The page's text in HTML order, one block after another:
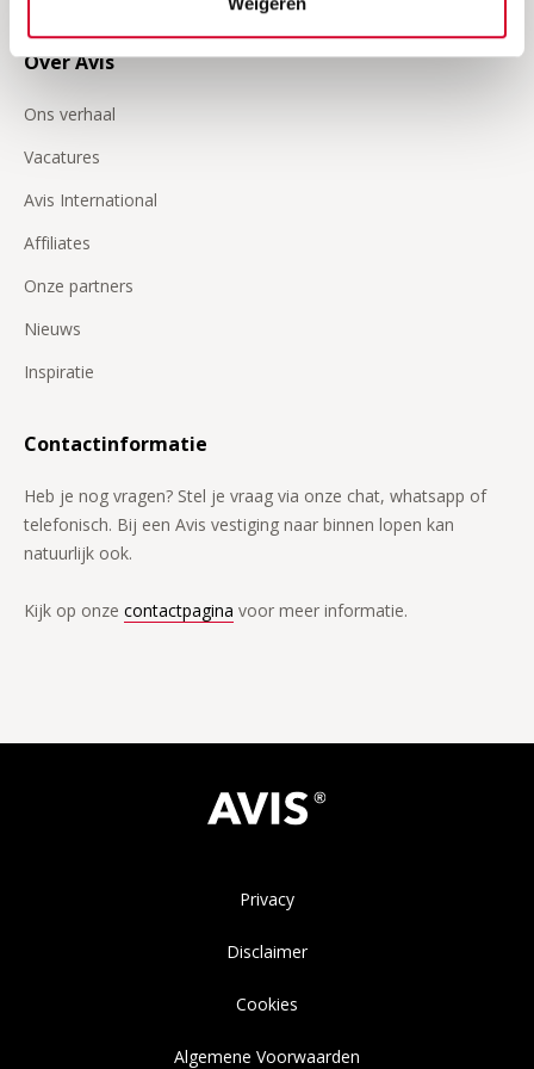
Over Avis
Ons verhaal
Vacatures
Avis International
Affiliates
Onze partners
Nieuws
Inspiratie
Contactinformatie
Heb je nog vragen? Stel je vraag via onze chat, whatsapp of
telefonisch. Bij een Avis vestiging naar binnen lopen kan
natuurlijk ook.
Kijk op onze contactpagina voor meer informatie.
Privacy
Disclaimer
Cookies
Algemene Voorwaarden